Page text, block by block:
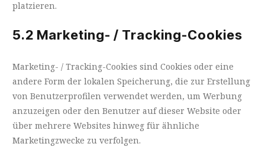
platzieren.
5.2 Marketing- / Tracking-Cookies
Marketing- / Tracking-Cookies sind Cookies oder eine
andere Form der lokalen Speicherung, die zur Erstellung
von Benutzerprofilen verwendet werden, um Werbung
anzuzeigen oder den Benutzer auf dieser Website oder
über mehrere Websites hinweg für ähnliche
Marketingzwecke zu verfolgen.